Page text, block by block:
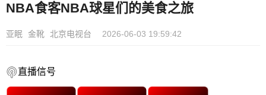
NBA食客NBA球星们的美食之旅
亚眠 金靴 北京电视台 2026-06-03 19:59:42
直播信号